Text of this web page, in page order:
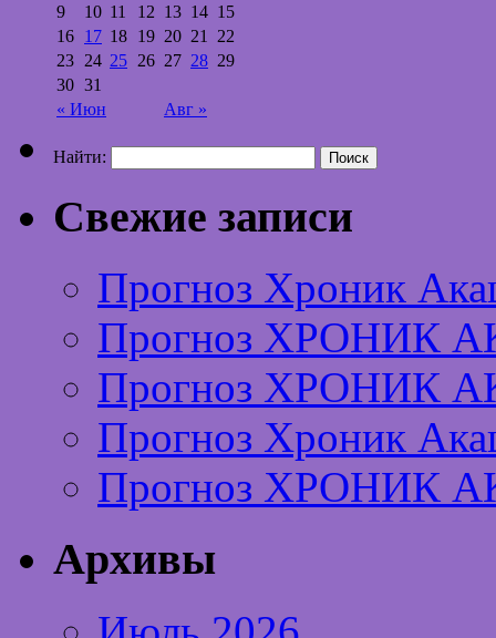
« Июн Авг »
9
10 11 12 13 14 15
16 17 18 19 20 21
22
23 24 25 26 27 28 29
30 31
Найти:
Свежие записи
Прогноз Хроник
Прогноз ХРОНИК
Прогноз ХРОНИК
Прогноз Хроник
Прогноз ХРОНИК
Архивы